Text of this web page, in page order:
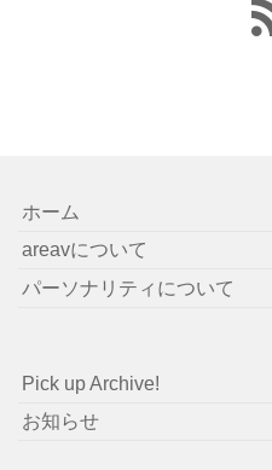
ホーム
areavについて
パーソナリティについて
Pick up Archive!
お知らせ